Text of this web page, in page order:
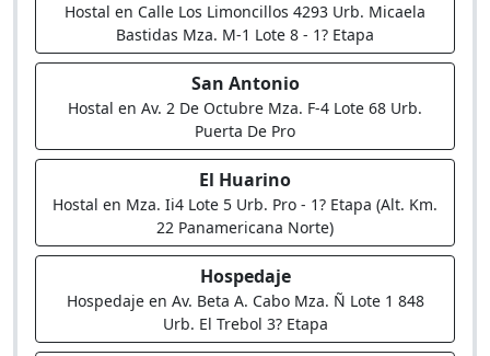
Hostal en Calle Los Limoncillos 4293 Urb. Micaela
Bastidas Mza. M-1 Lote 8 - 1? Etapa
San Antonio
Hostal en Av. 2 De Octubre Mza. F-4 Lote 68 Urb.
Puerta De Pro
El Huarino
Hostal en Mza. Ii4 Lote 5 Urb. Pro - 1? Etapa (Alt. Km.
22 Panamericana Norte)
Hospedaje
Hospedaje en Av. Beta A. Cabo Mza. Ñ Lote 1 848
Urb. El Trebol 3? Etapa